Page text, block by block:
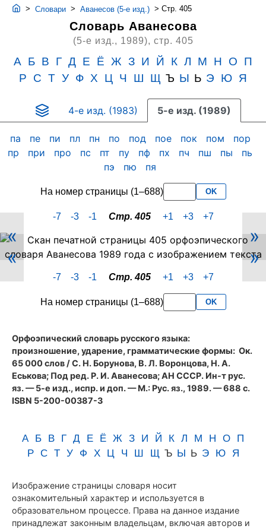
> Словари > Аванесов (5-е изд.) > Стр. 405
Словарь Аванесова
(5-е изд., 1989), стр. 405
А Б В Г Д Е Ё Ж З И Й К Л М Н О
П
Р
С Т У Ф Х Ц Ч Ш Щ Ъ Ы Ь Э Ю Я
4-е изд. (1983) 5-е изд. (1989)
па пе пи пл пн по под пое пок пом
пор
пр
при про пс пт пу пф пх пч пш пы
пь
пэ
пю пя
На номер страницы (1–688) OK
-7 -3 -1 Стр. 405 +1 +3 +7
Скан
PDF-
страницы
405
Аванесова
«
»
«
»
-7 -3 -1 Стр. 405 +1 +3 +7
На номер страницы (1–688) OK
Орфоэпический словарь русского языка:
произношение, ударение, грамматические формы: Ок.
65 000 слов / С. Н. Борунова, В. Л. Воронцова, Н. А.
Еськова; Под ред. Р. И. Аванесова; АН СССР. Ин-т рус.
яз. — 5-е изд., испр. и доп. — М.: Рус. яз., 1989. — 688 с.
ISBN 5-200-00387-3
А Б В Г Д Е Ё Ж З И Й К Л М Н О П
Р С Т У Ф Х Ц Ч Ш Щ Ъ Ы Ь Э Ю Я
Изображение страницы словаря носит
ознакомительный характер и используется в
образовательном процессе. Права на данное издание
принадлежат законным владельцам, включая авторов и